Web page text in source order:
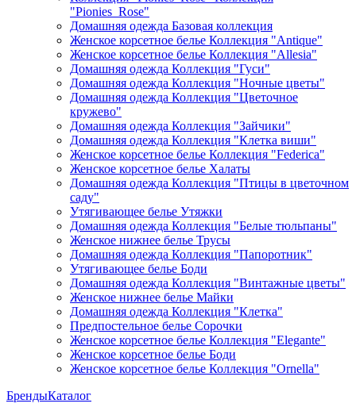
"Pionies_Rose"
Домашняя одежда Базовая коллекция
Женское корсетное белье Коллекция "Antique"
Женское корсетное белье Коллекция "Allesia"
Домашняя одежда Коллекция "Гуси"
Домашняя одежда Коллекция "Ночные цветы"
Домашняя одежда Коллекция "Цветочное
кружево"
Домашняя одежда Коллекция "Зайчики"
Домашняя одежда Коллекция "Клетка виши"
Женское корсетное белье Коллекция "Federica"
Женское корсетное белье Халаты
Домашняя одежда Коллекция "Птицы в цветочном
саду"
Утягивающее белье Утяжки
Домашняя одежда Коллекция "Белые тюльпаны"
Женское нижнее белье Трусы
Домашняя одежда Коллекция "Папоротник"
Утягивающее белье Боди
Домашняя одежда Коллекция "Винтажные цветы"
Женское нижнее белье Майки
Домашняя одежда Коллекция "Клетка"
Предпостельное белье Сорочки
Женское корсетное белье Коллекция "Elegante"
Женское корсетное белье Боди
Женское корсетное белье Коллекция "Ornella"
БрендыКаталог